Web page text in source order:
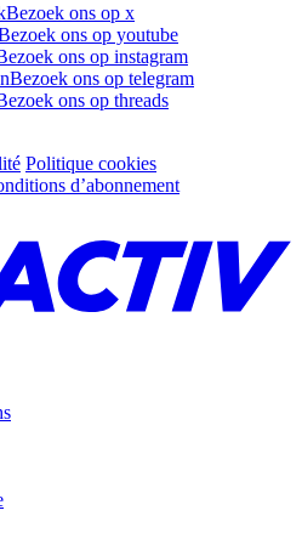
Bezoek ons op x
ons op youtube
ons op instagram
Bezoek ons op telegram
ons op threads
Politique cookies
d’abonnement